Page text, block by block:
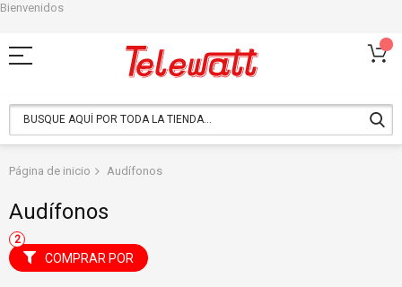
Bienvenidos
al
contenido
Página de inicio Audífonos
Audífonos
COMPRAR POR